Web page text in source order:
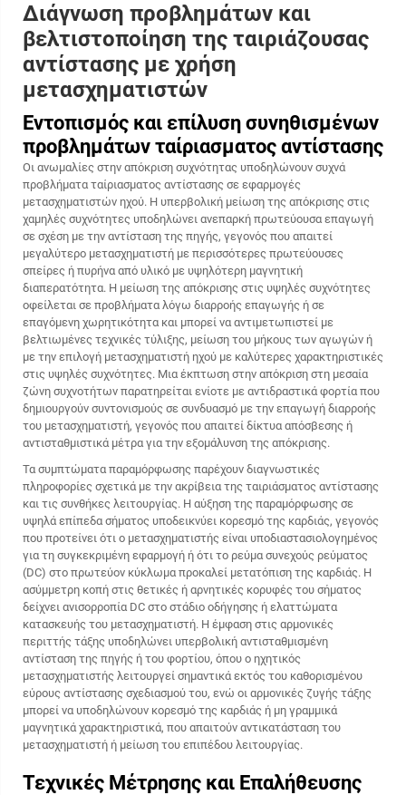
Διάγνωση προβλημάτων και
βελτιστοποίηση της ταιριάζουσας
αντίστασης με χρήση
μετασχηματιστών
Εντοπισμός και επίλυση συνηθισμένων
προβλημάτων ταίριασματος αντίστασης
Οι ανωμαλίες στην απόκριση συχνότητας υποδηλώνουν συχνά
προβλήματα ταίριασματος αντίστασης σε εφαρμογές
μετασχηματιστών ηχού. Η υπερβολική μείωση της απόκρισης στις
χαμηλές συχνότητες υποδηλώνει ανεπαρκή πρωτεύουσα επαγωγή
σε σχέση με την αντίσταση της πηγής, γεγονός που απαιτεί
μεγαλύτερο μετασχηματιστή με περισσότερες πρωτεύουσες
σπείρες ή πυρήνα από υλικό με υψηλότερη μαγνητική
διαπερατότητα. Η μείωση της απόκρισης στις υψηλές συχνότητες
οφείλεται σε προβλήματα λόγω διαρροής επαγωγής ή σε
επαγόμενη χωρητικότητα και μπορεί να αντιμετωπιστεί με
βελτιωμένες τεχνικές τύλιξης, μείωση του μήκους των αγωγών ή
με την επιλογή μετασχηματιστή ηχού με καλύτερες χαρακτηριστικές
στις υψηλές συχνότητες. Μια έκπτωση στην απόκριση στη μεσαία
ζώνη συχνοτήτων παρατηρείται ενίοτε με αντιδραστικά φορτία που
δημιουργούν συντονισμούς σε συνδυασμό με την επαγωγή διαρροής
του μετασχηματιστή, γεγονός που απαιτεί δίκτυα απόσβεσης ή
αντισταθμιστικά μέτρα για την εξομάλυνση της απόκρισης.
Τα συμπτώματα παραμόρφωσης παρέχουν διαγνωστικές
πληροφορίες σχετικά με την ακρίβεια της ταιριάσματος αντίστασης
και τις συνθήκες λειτουργίας. Η αύξηση της παραμόρφωσης σε
υψηλά επίπεδα σήματος υποδεικνύει κορεσμό της καρδιάς, γεγονός
που προτείνει ότι ο μετασχηματιστής είναι υποδιαστασιολογημένος
για τη συγκεκριμένη εφαρμογή ή ότι το ρεύμα συνεχούς ρεύματος
(DC) στο πρωτεύον κύκλωμα προκαλεί μετατόπιση της καρδιάς. Η
ασύμμετρη κοπή στις θετικές ή αρνητικές κορυφές του σήματος
δείχνει ανισορροπία DC στο στάδιο οδήγησης ή ελαττώματα
κατασκευής του μετασχηματιστή. Η έμφαση στις αρμονικές
περιττής τάξης υποδηλώνει υπερβολική αντισταθμισμένη
αντίσταση της πηγής ή του φορτίου, όπου ο ηχητικός
μετασχηματιστής λειτουργεί σημαντικά εκτός του καθορισμένου
εύρους αντίστασης σχεδιασμού του, ενώ οι αρμονικές ζυγής τάξης
μπορεί να υποδηλώνουν κορεσμό της καρδιάς ή μη γραμμικά
μαγνητικά χαρακτηριστικά, που απαιτούν αντικατάσταση του
μετασχηματιστή ή μείωση του επιπέδου λειτουργίας.
Τεχνικές Μέτρησης και Επαλήθευσης